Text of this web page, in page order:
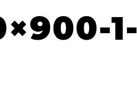
1-